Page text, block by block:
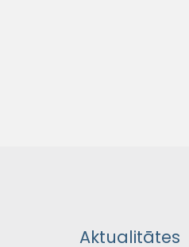
Aktualitātes